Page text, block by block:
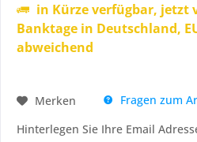
in Kürze verfügbar, jetzt
Banktage in Deutschland,
abweichend
Merken
Fragen zum
Hinterlegen Sie Ihre Email